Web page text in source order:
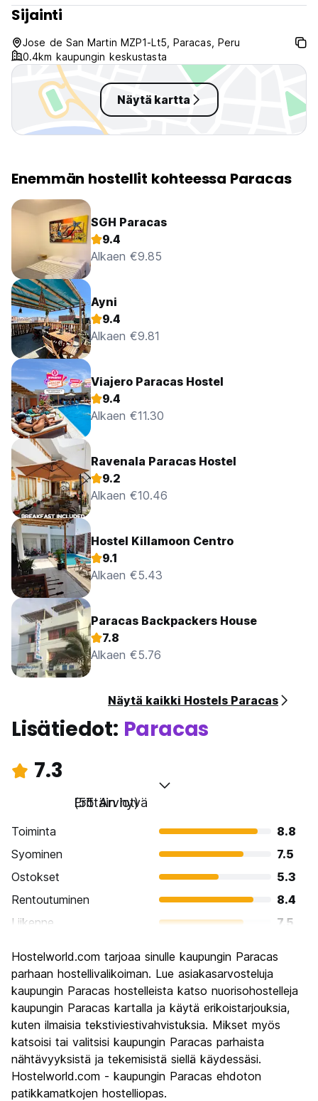
Sijainti
Jose de San Martin MZP1-Lt5, Paracas, Peru
0.4km kaupungin keskustasta
Näytä kartta
Enemmän hostellit kohteessa Paracas
SGH Paracas
9.4
Alkaen €9.85
Ayni
9.4
Alkaen €9.81
Viajero Paracas Hostel
9.4
Alkaen €11.30
Ravenala Paracas Hostel
9.2
Alkaen €10.46
Hostel Killamoon Centro
9.1
Alkaen €5.43
Paracas Backpackers House
7.8
Alkaen €5.76
Näytä kaikki Hostels Paracas
Lisätiedot: Paracas
7.3
Erittäin hyvä
(55 Arviot)
Toiminta
8.8
Syominen
7.5
Ostokset
5.3
Rentoutuminen
8.4
Liikenne
7.5
Kulttuuri
Yöelämä
5.4
Rahanarvoinen
7.8
Hostelworld.com tarjoaa sinulle kaupungin Paracas
parhaan hostellivalikoiman. Lue asiakasarvosteluja
kaupungin Paracas hostelleista katso nuorisohostelleja
kaupungin Paracas kartalla ja käytä erikoistarjouksia,
kuten ilmaisia tekstiviestivahvistuksia. Mikset myös
katsoisi tai valitsisi kaupungin Paracas parhaista
nähtävyyksistä ja tekemisistä siellä käydessäsi.
Hostelworld.com - kaupungin Paracas ehdoton
patikkamatkojen hostelliopas.